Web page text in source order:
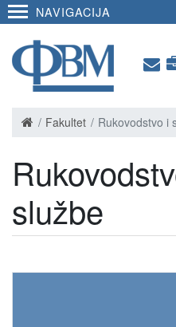
NAVIGACIJA
Fakultet Rukovodstvo i
službe